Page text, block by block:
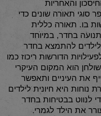
והאחריות
סוגי תאורה שונים כדי
בו. תאורה כללית
בחדר, במיוחד
להתמצא בחדר
הדורשות ריכוז כמו
הוא המקום העיקרי
את העיניים ותאפשר
נוחות היא חיונית לילדים
לנווט בבטיחות בחדר
את הילד לגמרי.